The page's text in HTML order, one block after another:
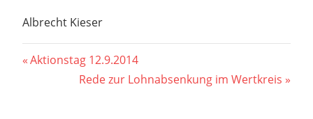
Albrecht Kieser
Beitragsnavigation
Vorheriger
Aktionstag 12.9.2014
Nächster
Rede zur Lohnabsenkung im Wertkreis